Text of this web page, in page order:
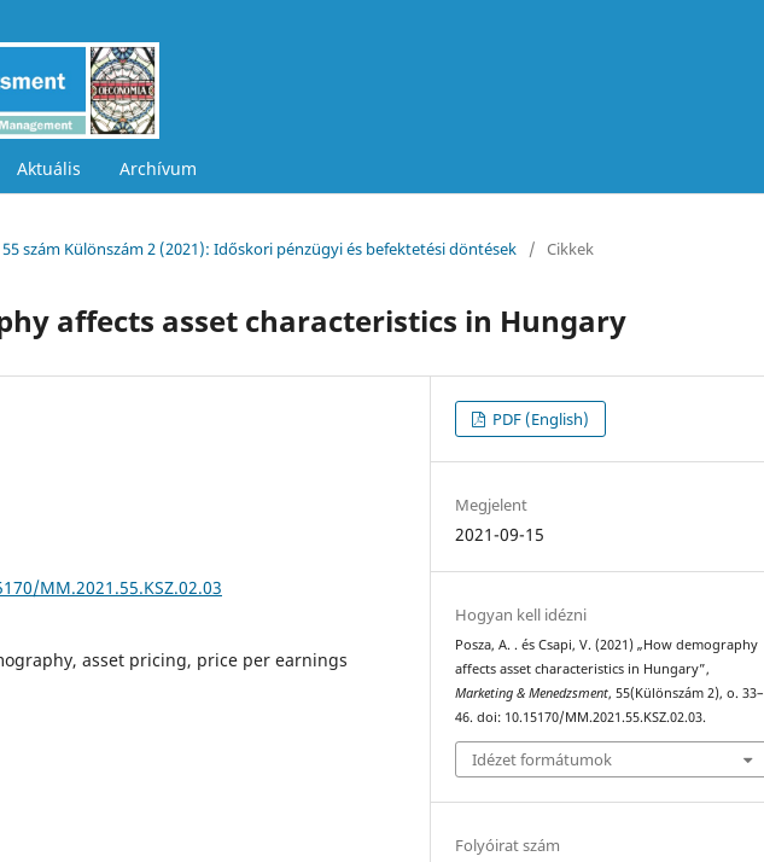
Aktuális Archívum
55 szám Különszám 2 (2021): Időskori pénzügyi és befektetési döntések / Cikkek
affects asset characteristics in Hungary
MM.2021.55.KSZ.02.03
asset pricing, price per earnings
PDF (English)
Megjelent
2021-09-15
Hogyan kell idézni
Posza, A. . és Csapi, V. (2021) „How demography
affects asset characteristics in Hungary”,
Marketing & Menedzsment, 55(Különszám 2), o. 33–
46. doi: 10.15170/MM.2021.55.KSZ.02.03.
Idézet formátumok
Folyóirat szám